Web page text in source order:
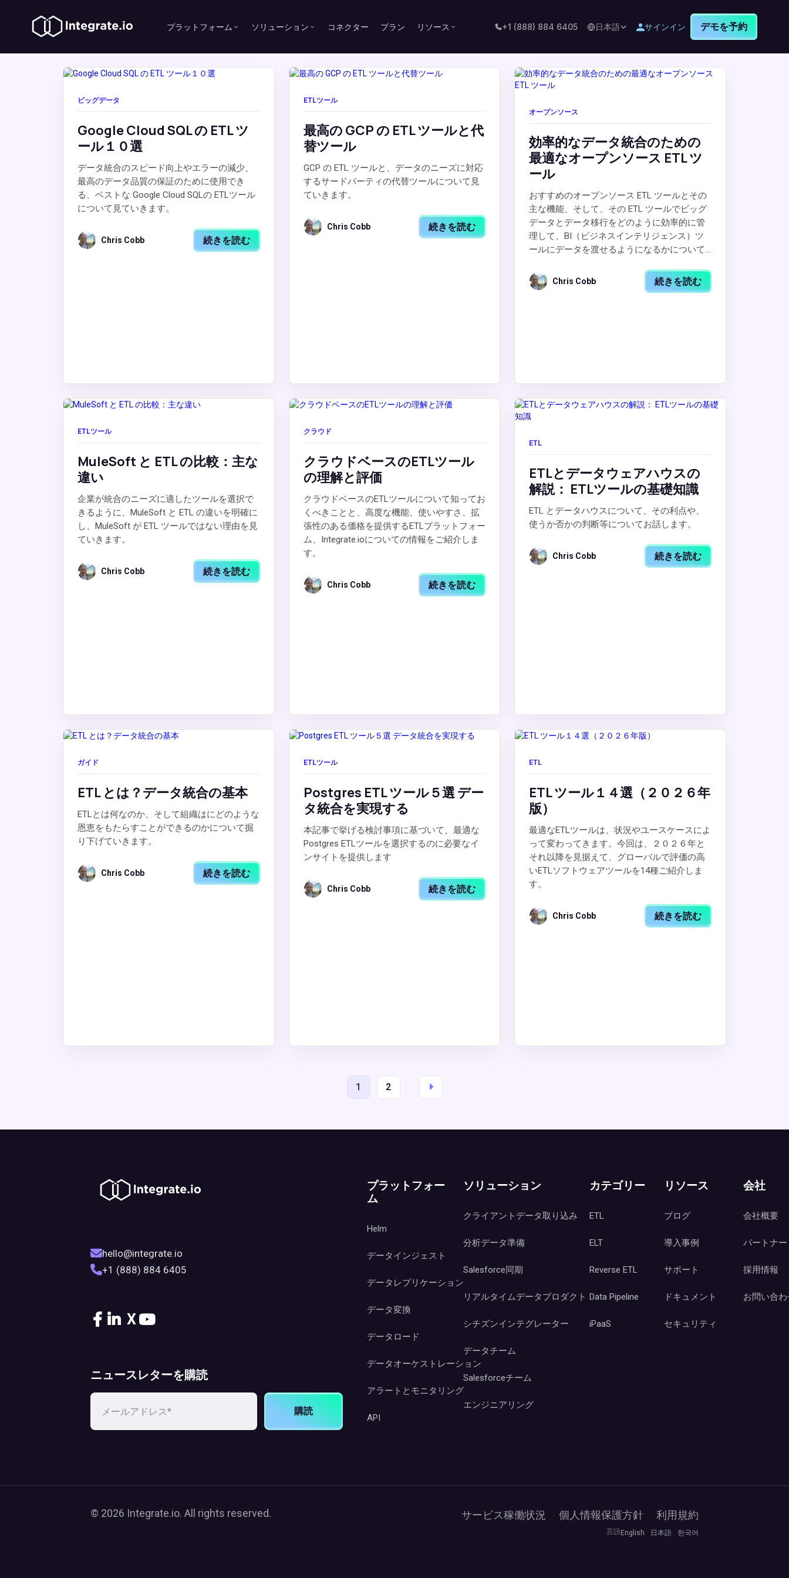
プラットフォーム ソリューション コネクター プラン リソース +1 (888) 884 6405 日本語 サインイン デモを予約
ビッグデータ
Google Cloud SQL の ETL ツ
ール１０選
データ統合のスピード向上やエラーの減少、
最高のデータ品質の保証のために使用でき
る、ベストな Google Cloud SQLの ETLツール
について見ていきます。
Chris Cobb 続きを読む
ETLツール
最高の GCP の ETL ツールと代
替ツール
GCP の ETL ツールと、データのニーズに対応
するサードパーティの代替ツールについて見
ていきます。
Chris Cobb 続きを読む
オープンソース
効率的なデータ統合のための
最適なオープンソース ETL ツ
ール
おすすめのオープンソース ETL ツールとその
主な機能、そして、その ETL ツールでビッグ
データとデータ移行をどのように効率的に管
理して、BI（ビジネスインテリジェンス）ツ
ールにデータを渡せるようになるかについて...
Chris Cobb 続きを読む
ETLツール
MuleSoft と ETL の比較：主な
違い
企業が統合のニーズに適したツールを選択で
きるように、MuleSoft と ETL の違いを明確に
し、MuleSoft が ETL ツールではない理由を見
ていきます。
Chris Cobb 続きを読む
クラウド
クラウドベースのETLツール
の理解と評価
クラウドベースのETLツールについて知ってお
くべきことと、高度な機能、使いやすさ、拡
張性のある価格を提供するETLプラットフォー
ム、Integrate.ioについての情報をご紹介しま
す。
Chris Cobb 続きを読む
ETL
ETLとデータウェアハウスの
解説： ETLツールの基礎知識
ETL とデータハウスについて、その利点や、
使うか否かの判断等についてお話します。
Chris Cobb 続きを読む
ガイド
ETL とは？データ統合の基本
ETLとは何なのか、そして組織はにどのような
恩恵をもたらすことができるのかについて掘
り下げていきます。
Chris Cobb 続きを読む
ETLツール
Postgres ETL ツール５選 デー
タ統合を実現する
本記事で挙げる検討事項に基づいて、最適な
Postgres ETLツールを選択するのに必要なイ
ンサイトを提供します
Chris Cobb 続きを読む
ETL
ETL ツール１４選（２０２６年
版）
最適なETLツールは、状況やユースケースによ
って変わってきます。今回は、２０２６年と
それ以降を見据えて、グローバルで評価の高
いETLソフトウェアツールを14種ご紹介しま
す。
Chris Cobb 続きを読む
1 2
hello@integrate.io
+1 (888) 884 6405
X
ニュースレターを購読
購読
プラットフォー
ム
Helm
データインジェスト
データレプリケーション
データ変換
データロード
データオーケストレーション
アラートとモニタリング
API
ソリューション
クライアントデータ取り込み
分析データ準備
Salesforce同期
リアルタイムデータプロダクト
シチズンインテグレーター
データチーム
Salesforceチーム
エンジニアリング
カテゴリー
ETL
ELT
Reverse ETL
Data Pipeline
iPaaS
リソース
ブログ
導入事例
サポート
ドキュメント
セキュリティ
会社
会社概要
パートナー
採用情報
お問い合わ
© 2026 Integrate.io. All rights reserved. サービス稼働状況 個人情報保護方針 利用規約
言語 English 日本語 한국어